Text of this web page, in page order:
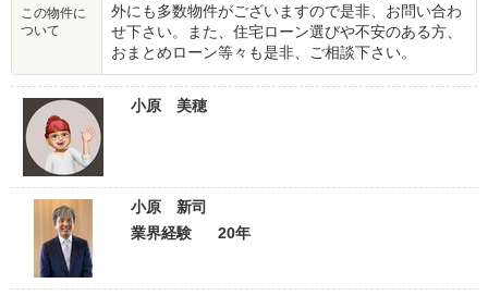
この物件に
ついて
外にも多数物件がございますので是非、お問い合わ
せ下さい。また、住宅ローン選びや不安のある方、
おまとめローン等々も是非、ご相談下さい。
小原 美穂
小原 新司
業界経験
20年